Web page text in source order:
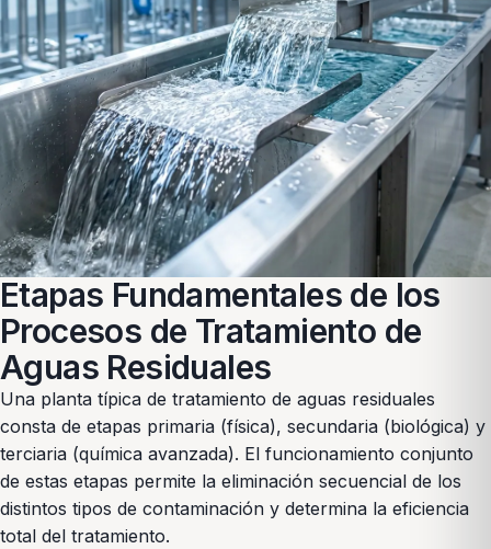
Etapas Fundamentales de los
Procesos de Tratamiento de
Aguas Residuales
Una planta típica de tratamiento de aguas residuales
consta de etapas primaria (física), secundaria (biológica) y
terciaria (química avanzada). El funcionamiento conjunto
de estas etapas permite la eliminación secuencial de los
distintos tipos de contaminación y determina la eficiencia
total del tratamiento.